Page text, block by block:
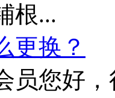
根...
更换？
员您好